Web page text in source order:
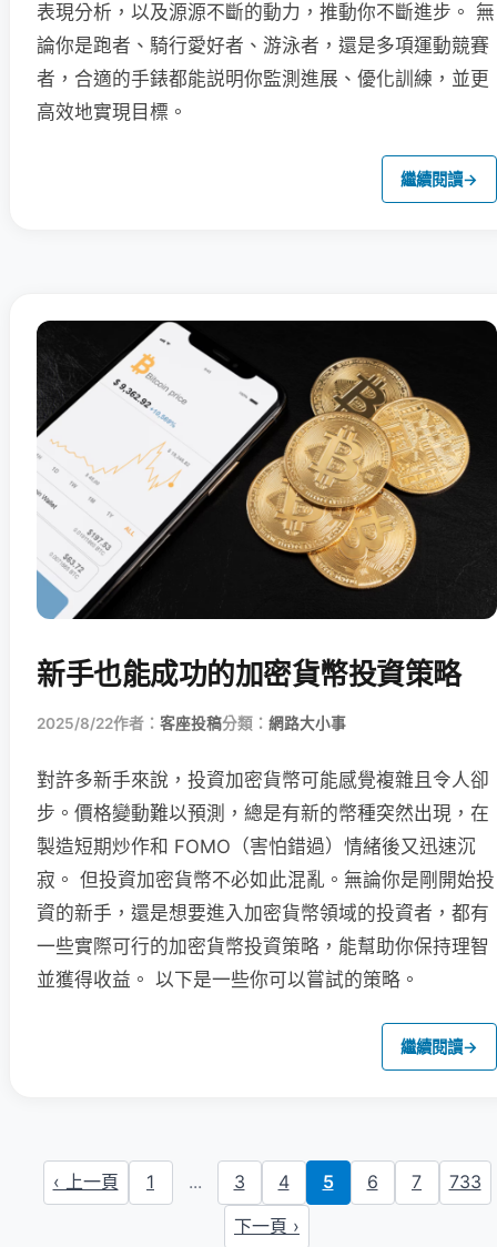
表現分析，以及源源不斷的動力，推動你不斷進步。 無
論你是跑者、騎行愛好者、游泳者，還是多項運動競賽
者，合適的手錶都能説明你監測進展、優化訓練，並更
高效地實現目標。
繼續閱讀→
新手也能成功的加密貨幣投資策略
2025/8/22作者： 客座投稿分類： 網路大小事
對許多新手來說，投資加密貨幣可能感覺複雜且令人卻
步。價格變動難以預測，總是有新的幣種突然出現，在
製造短期炒作和 FOMO（害怕錯過）情緒後又迅速沉
寂。 但投資加密貨幣不必如此混亂。無論你是剛開始投
資的新手，還是想要進入加密貨幣領域的投資者，都有
一些實際可行的加密貨幣投資策略，能幫助你保持理智
並獲得收益。 以下是一些你可以嘗試的策略。
繼續閱讀→
‹ 上一頁 1 ... 3 4 5 6 7
733
下一頁 ›